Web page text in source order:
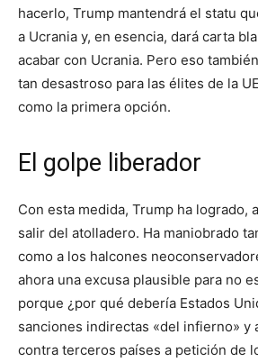
hacerlo, Trump mantendrá el statu
a Ucrania y, en esencia, dará carta
acabar con Ucrania. Pero eso
tan desastroso para las élites de la
como la primera opción.
El golpe liberador
Con esta medida, Trump ha logrado,
salir del atolladero. Ha maniobrado
como a los halcones
ahora una excusa plausible para no
porque ¿por qué debería Estados
sanciones indirectas «del infierno» y
contra terceros países a petición de